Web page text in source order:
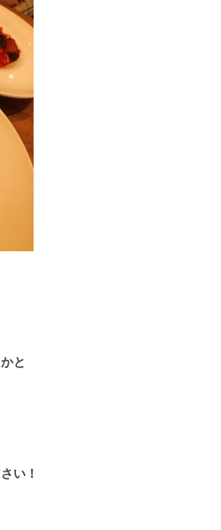
と
い！